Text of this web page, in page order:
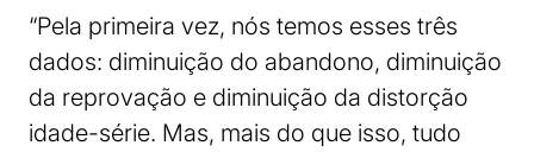
“Pela primeira vez, nós temos esses três
dados: diminuição do abandono, diminuição
da reprovação e diminuição da distorção
idade-série. Mas, mais do que isso, tudo